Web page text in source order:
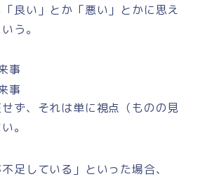
良い」とか「悪い」とかに思え
う。
事
事
ず、それは単に視点（ものの見
。
足している」といった場合、